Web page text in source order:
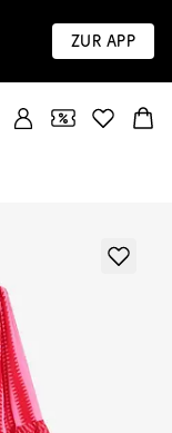
Zur App